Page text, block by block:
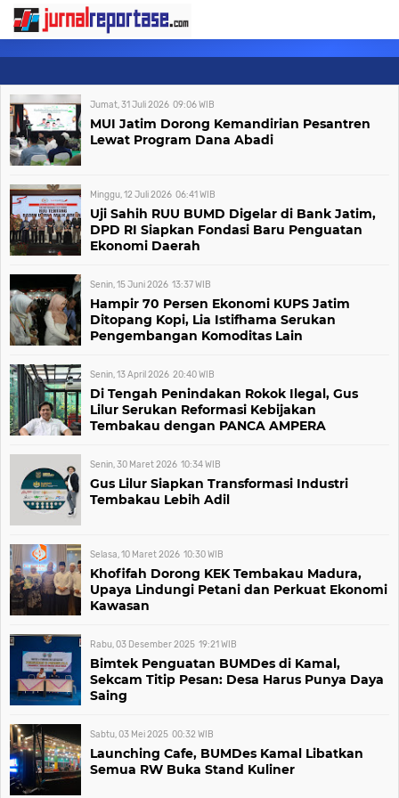
Jumat, 31 Juli 2026 09:06WIB
MUI Jatim Dorong Kemandirian Pesantren
Lewat Program Dana Abadi
Minggu, 12 Juli 2026 06:41 WIB
Uji Sahih RUU BUMD Digelar di Bank Jatim,
DPD RI Siapkan Fondasi Baru Penguatan
Ekonomi Daerah
Senin, 15 Juni 2026 13:37WIB
Hampir 70 Persen Ekonomi KUPS Jatim
Ditopang Kopi, Lia Istifhama Serukan
Pengembangan Komoditas Lain
Senin, 13 April 2026 20:40WIB
Di Tengah Penindakan Rokok Ilegal, Gus
Lilur Serukan Reformasi Kebijakan
Tembakau dengan PANCA AMPERA
Senin, 30 Maret 2026 10:34WIB
Gus Lilur Siapkan Transformasi Industri
Tembakau Lebih Adil
Selasa, 10 Maret 2026 10:30WIB
Khofifah Dorong KEK Tembakau Madura,
Upaya Lindungi Petani dan Perkuat Ekonomi
Kawasan
Rabu, 03 Desember 2025 19:21 WIB
Bimtek Penguatan BUMDes di Kamal,
Sekcam Titip Pesan: Desa Harus Punya Daya
Saing
Sabtu, 03 Mei 2025 00:32WIB
Launching Cafe, BUMDes Kamal Libatkan
Semua RW Buka Stand Kuliner